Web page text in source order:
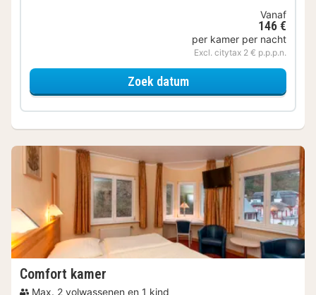
Vanaf
146 €
per kamer per nacht
Excl. citytax 2 € p.p.p.n.
Zoek datumvoor Ontbijt Special
Comfort kamer
Max. 2 volwassenen en 1 kind